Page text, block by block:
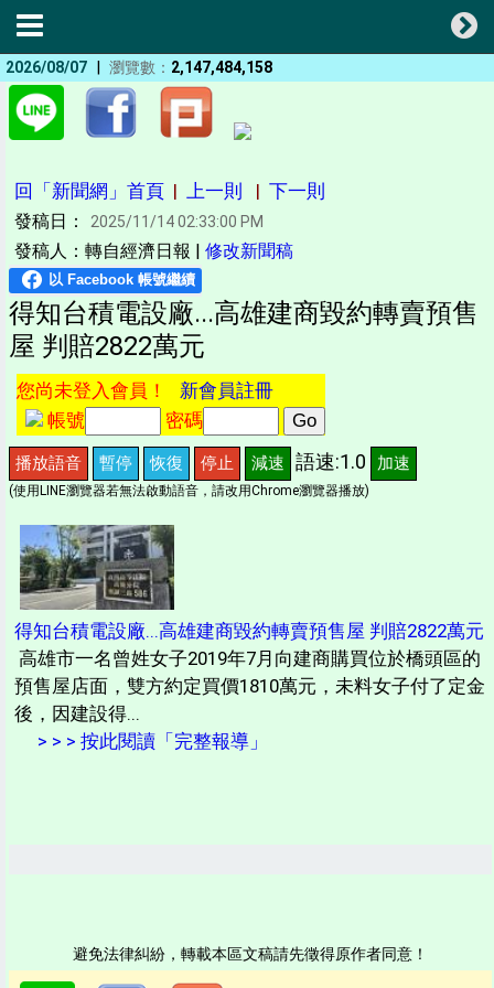
2026/08/07 | 瀏覽數： 2,147,484,158
回「新聞網」首頁 | 上一則 | 下一則
發稿日： 2025/11/14 02:33:00 PM
發稿人：轉自經濟日報 | 修改新聞稿
得知台積電設廠...高雄建商毀約轉賣預售
屋 判賠2822萬元
您尚未登入會員！ 新會員註冊
帳號
密碼
播放語音 暫停 恢復 停止 減速 語速:1.0 加速
(使用LINE瀏覽器若無法啟動語音，請改用Chrome瀏覽器播放)
得知台積電設廠...高雄建商毀約轉賣預售屋 判賠2822萬元
高雄市一名曾姓女子2019年7月向建商購買位於橋頭區的
預售屋店面，雙方約定買價1810萬元，未料女子付了定金
後，因建設得...
> > > 按此閱讀「完整報導」
避免法律糾紛，轉載本區文稿請先徵得原作者同意！